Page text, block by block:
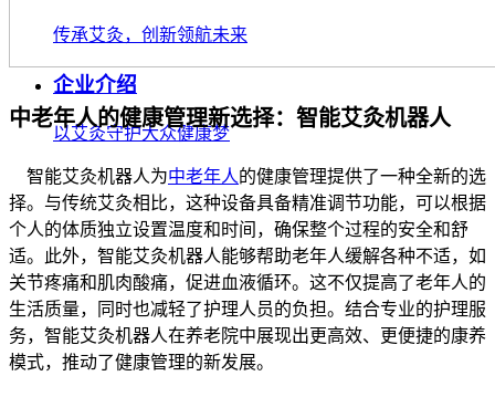
传承艾灸，创新领航未来
企业介绍
以艾灸守护大众健康梦
中老年人的健康管理新选择：智能艾灸机器人
智能艾灸机器人为中老年人的健康管理提供了一种全新的选
择。与传统艾灸相比，这种设备具备精准调节功能，可以根据
个人的体质独立设置温度和时间，确保整个过程的安全和舒
适。此外，智能艾灸机器人能够帮助老年人缓解各种不适，如
关节疼痛和肌肉酸痛，促进血液循环。这不仅提高了老年人的
生活质量，同时也减轻了护理人员的负担。结合专业的护理服
务，智能艾灸机器人在养老院中展现出更高效、更便捷的康养
模式，推动了健康管理的新发展。